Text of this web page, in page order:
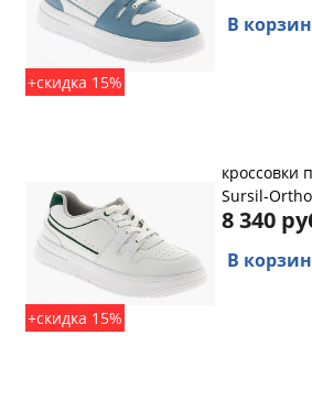
+скидка 15%
В
+скидка 15%
кроссовки
Sursil-Ortho
8 340
В